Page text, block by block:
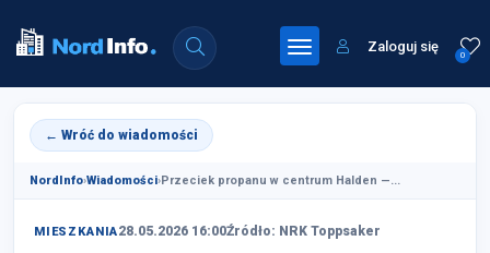
0
Zaloguj się
← Wróć do wiadomości
NordInfo›Wiadomości›Przeciek propanu w centrum Halden —...
MIESZKANIA28.05.2026 16:00Źródło: NRK Toppsaker